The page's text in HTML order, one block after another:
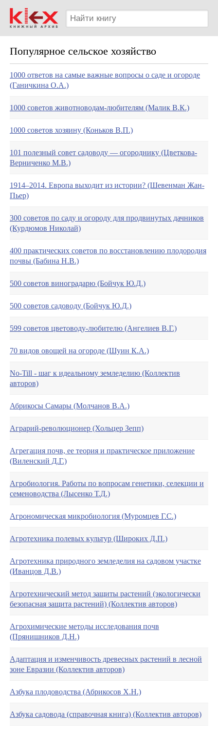
Популярное сельское хозяйство
1000 ответов на самые важные вопросы о саде и огороде
(Ганичкина О.А.)
1000 советов животноводам-любителям (Малик В.К.)
1000 советов хозяину (Коньков В.П.)
101 полезный совет садоводу — огороднику (Цветкова-
Верниченко М.В.)
1914–2014. Европа выходит из истории? (Шевенман Жан-
Пьер)
300 советов по саду и огороду для продвинутых дачников
(Курдюмов Николай)
400 практических советов по восстановлению плодородия
почвы (Бабина Н.В.)
500 советов виноградарю (Бойчук Ю.Д.)
500 советов садоводу (Бойчук Ю.Д.)
599 советов цветоводу-любителю (Ангелиев В.Г.)
70 видов овощей на огороде (Шуин К.А.)
No-Till - шаг к идеальному земледелию (Коллектив
авторов)
Абрикосы Самары (Молчанов В.А.)
Аграрий-революционер (Хольцер Зепп)
Агрегация почв, ее теория и практическое приложение
(Виленский Д.Г.)
Агробиология. Работы по вопросам генетики, селекции и
семеноводства (Лысенко Т.Д.)
Агрономическая микробиология (Муромцев Г.С.)
Агротехника полевых культур (Широких Д.П.)
Агротехника природного земледелия на садовом участке
(Иванцов Д.В.)
Агротехнический метод защиты растений (экологически
безопасная защита растений) (Коллектив авторов)
Агрохимические методы исследования почв
(Прянишников Д.Н.)
Адаптация и изменчивость древесных растений в лесной
зоне Евразии (Коллектив авторов)
Азбука плодоводства (Абрикосов Х.Н.)
Азбука садовода (справочная книга) (Коллектив авторов)